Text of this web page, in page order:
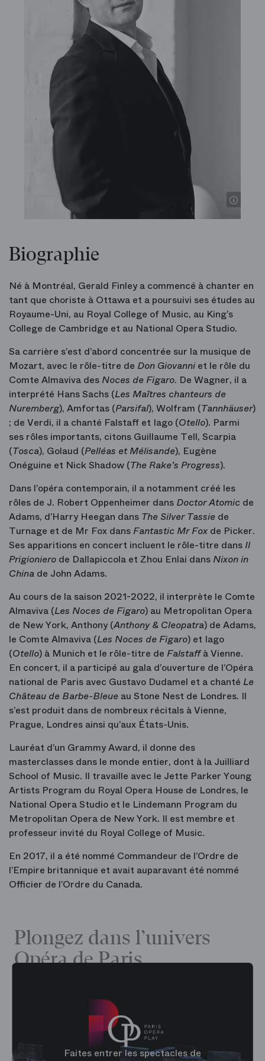
Biographie
Né à Montréal, Gerald Finley a commencé à chanter en
tant que choriste à Ottawa et a poursuivi ses études au
Royaume-Uni, au Royal College of Music, au King’s
College de Cambridge et au National Opera Studio.
Sa carrière s’est d’abord concentrée sur la musique de
Mozart, avec le rôle-titre de Don Giovanniet le rôle du
Comte Almaviva des Noces de Figaro. De Wagner, il a
interprété Hans Sachs (Les Maîtres chanteurs de
Nuremberg), Amfortas (Parsifal), Wolfram (Tannhäuser)
; de Verdi, il a chanté Falstaff et Iago (Otello). Parmi
ses rôles importants, citons Guillaume Tell, Scarpia
(Tosca), Golaud (Pelléas et Mélisande), Eugène
Onéguine et Nick Shadow (The Rake’s Progress).
Dans l’opéra contemporain, il a notamment créé les
rôles de J. Robert Oppenheimer dans Doctor Atomic de
Adams, d’Harry Heegan dans The Silver Tassie de
Turnage et de Mr Fox dans Fantastic Mr Fox de Picker.
Ses apparitions en concert incluent le rôle-titre dans Il
Prigioniero de Dallapiccola et Zhou Enlai dans Nixon in
China de John Adams.
Au cours de la saison 2021-2022, il interprète le Comte
Almaviva (Les Noces de Figaro) au Metropolitan Opera
de New York, Anthony (Anthony & Cleopatra) de Adams,
le Comte Almaviva (Les Noces de Figaro) et Iago
(Otello) à Munich et le rôle-titre de Falstaffà Vienne.
En concert, il a participé au gala d’ouverture de l’Opéra
national de Paris avec Gustavo Dudamel et a chanté Le
Château de Barbe-Bleue au Stone Nest de Londres. Il
s’est produit dans de nombreux récitals à Vienne,
Prague, Londres ainsi qu’aux États-Unis.
Lauréat d’un Grammy Award, il donne des
masterclasses dans le monde entier, dont à la Juilliard
School of Music. Il travaille avec le Jette Parker Young
Artists Program du Royal Opera House de Londres, le
National Opera Studio et le Lindemann Program du
Metropolitan Opera de New York. Il est membre et
professeur invité du Royal College of Music.
En 2017, il a été nommé Commandeur de l’Ordre de
l’Empire britannique et avait auparavant été nommé
Officier de l’Ordre du Canada.
Plongez dans l’univers
Opéra de Paris
Faites entrer les spectacles de